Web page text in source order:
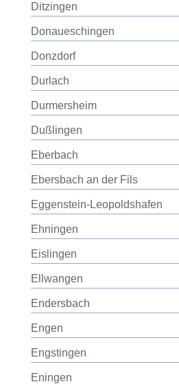
Ditzingen
Donaueschingen
Donzdorf
Durlach
Durmersheim
Dußlingen
Eberbach
Ebersbach an der Fils
Eggenstein-Leopoldshafen
Ehningen
Eislingen
Ellwangen
Endersbach
Engen
Engstingen
Eningen